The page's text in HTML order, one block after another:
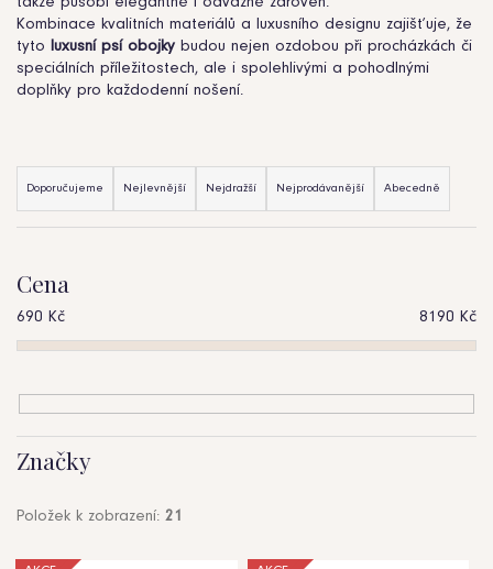
Kombinace kvalitních materiálů a luxusního designu zajišťuje, že
tyto luxusní psí obojky budou nejen ozdobou při procházkách či
speciálních příležitostech, ale i spolehlivými a pohodlnými
doplňky pro každodenní nošení.
Ř
a
e
n
p
r
o
d
Doporučujeme Nejlevnější Nejdražší Nejprodávanější Abecedně
Cena
690 Kč 8190 Kč
Značky
Položek k zobrazení: 21
ř
e
b
j
e
e
n
a
j
í
t
?